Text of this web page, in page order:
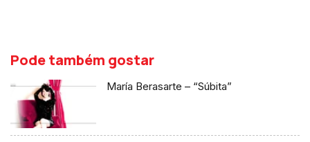
Pode também gostar
María Berasarte – “Súbita”